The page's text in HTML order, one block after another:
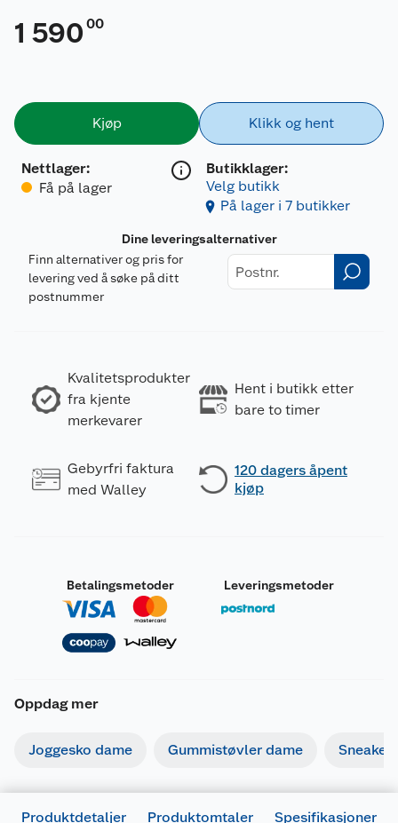
1 590 00
Kjøp
Nettlager:
Få på lager
Klikk og hent
Butikklager:
Velg butikk
På lager i 7 butikker
Dine leveringsalternativer
Finn alternativer og pris for
levering ved å søke på ditt
postnummer
Kvalitetsprodukter
fra kjente
merkevarer
Hent i butikk etter
bare to timer
Gebyrfri faktura
med Walley
120 dagers åpent
kjøp
Betalingsmetoder Leveringsmetoder
Oppdag mer
Joggesko dame Gummistøvler dame
Produktdetaljer Produktomtaler Spesifikasjoner